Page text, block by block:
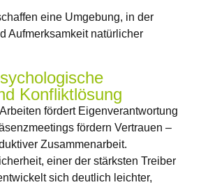
eine Umgebung, in der
Aufmerksamkeit natürlicher
Konfliktlösung
fördert Eigenverantwortung
fördern Vertrauen –
Zusammenarbeit.
einer der stärksten Treiber
sich deutlich leichter,